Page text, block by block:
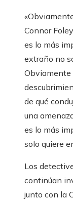
Connor
es lo más
extraño no
Obviamente
de qué
una
es lo más
solo quiere
Los
continúan
junto con la